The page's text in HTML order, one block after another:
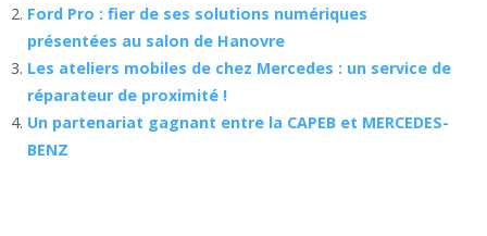
Ford Pro : fier de ses solutions numériques
présentées au salon de Hanovre
Les ateliers mobiles de chez Mercedes : un service de
réparateur de proximité !
Un partenariat gagnant entre la CAPEB et MERCEDES-
BENZ